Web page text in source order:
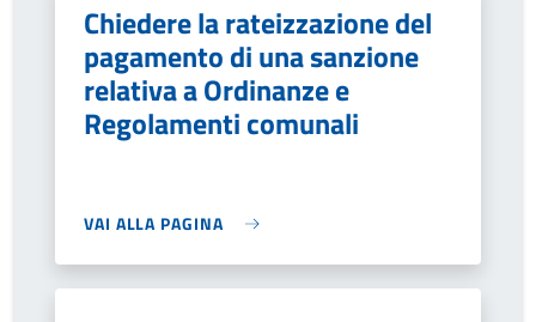
Chiedere la rateizzazione del
pagamento di una sanzione
relativa a Ordinanze e
Regolamenti comunali
VAI ALLA PAGINA